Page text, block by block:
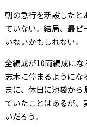
朝の急行を新設したと
ていない。結局、最ピ
いないかもしれない。
全編成が10両編成に
志木に停まるように
まに、休日に池袋か
ていたことはあるが
いだろう。